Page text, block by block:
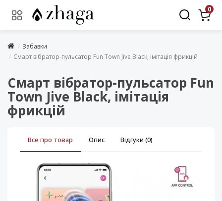
0
Забавки
Смарт вібратор-пульсатор Fun Town Jive Black, імітація фрикцій
Смарт вібратор-пульсатор Fun
Town Jive Black, імітація
фрикцій
Все про товар Опис Відгуки (0)